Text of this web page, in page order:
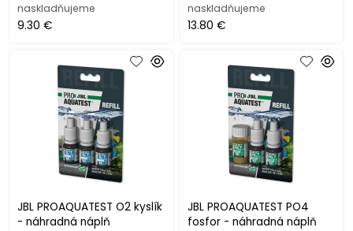
naskladňujeme
9.30 €
naskladňujeme
13.80 €
JBL PROAQUATEST O2 kyslík
- náhradná náplň
JBL PROAQUATEST PO4
fosfor - náhradná náplň